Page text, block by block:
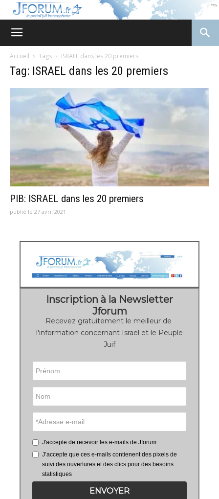
Accueil Tags ISRAEL dans les 20 premiers
Tag: ISRAEL dans les 20 premiers
PIB: ISRAEL dans les 20 premiers
publié le 27 avril 2021
Inscription à la Newsletter
Jforum
Recevez gratuitement le meilleur de
l'information concernant Israël et le Peuple
Juif
J'accepte de recevoir les e-mails de Jforum
J’accepte que ces e-mails contienent des pixels de
suivi des ouvertures et des clics pour des besoins
statistiques
ENVOYER